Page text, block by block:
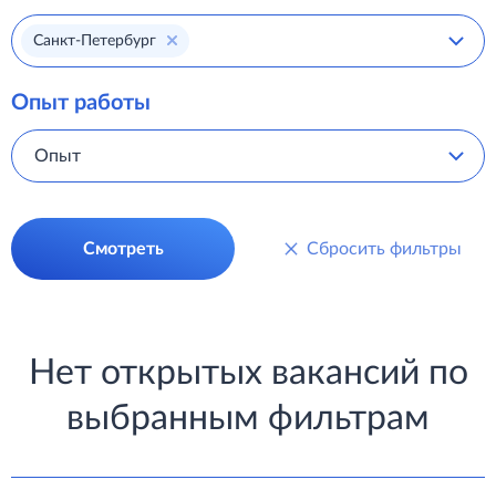
Санкт-Петербург
Опыт работы
Опыт
Смотреть Сбросить фильтры
Нет открытых вакансий по
выбранным фильтрам